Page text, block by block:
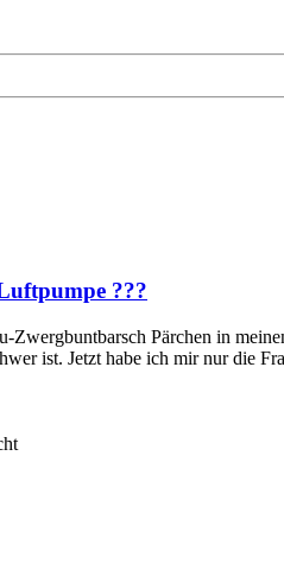
???
Zwergbuntbarsch Pärchen in
ist. Jetzt habe ich mir nur die